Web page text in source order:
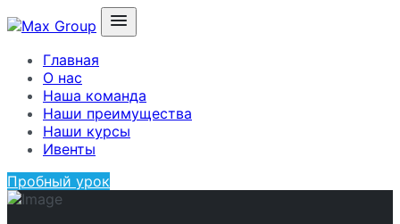
Главная
О нас
Наша команда
Наши преимущества
Наши курсы
Ивенты
Пробный урок